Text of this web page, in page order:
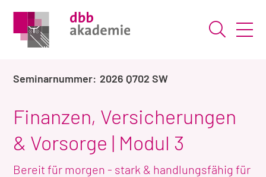
Suche
2026 Q702 SW
Finanzen, Versicherungen
& Vorsorge | Modul 3
Bereit für morgen - stark & handlungsfähig für